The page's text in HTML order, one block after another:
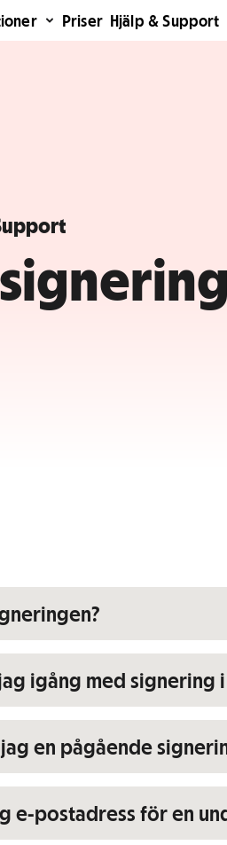
Priser Hjälp & Support
för
för
igång med signering
för
en pågående
för
e-postadress för en